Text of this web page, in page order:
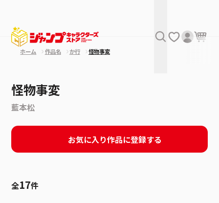
ホーム 作品名 か行 怪物事変
怪物事変
藍本松
お気に入り作品に登録する
全17件